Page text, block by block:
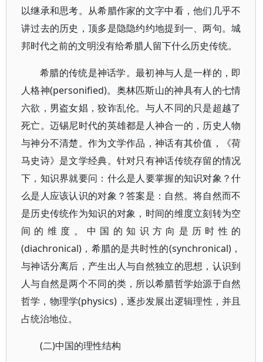
以继承和思考。从希腊作家的文字中看，他们几乎不
讲过去的历史，顶多是隐隐约约地提到一、两句。城
邦时代之前的文明没有给希腊人留下什么历史传统。
希腊的传统是神话学。最初神与人是一样的，即
人格神(personified)。奥林匹斯山的神具有人的七情
六欲，男盗女娼，狡诈乱伦。与人不同的只是超越了
死亡。迈锡尼时代的英雄都是人神合一的，历史人物
与神分不清楚。作为文学作品，神话有其价值，《荷
马史诗》是文学经典。针对只有神话传统存留的情况
下，知识界就要问：什么是人要掌握的知识对象？什
么是人应该认识的对象？答案是：自然。将自然而不
是历史传统作为知识的对象，时间的维度立刻转为空
间的维度。中国的知识方向是历时性的
(diachronical)，希腊的是共时性的(synchronical)，
与神话分离后，产生出人与自然独立的思想，认识到
人与自然是两个不同的类，所以希腊哲学始源于自然
哲学，物理学(physics)，逐步发展出逻辑理性，并且
占统治地位。
(二)中国的理性结构